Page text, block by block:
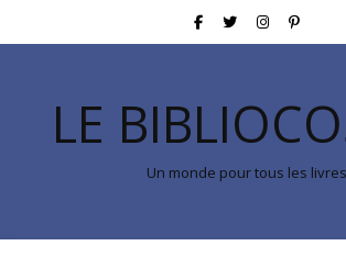
LE
Un monde pour tous les livres